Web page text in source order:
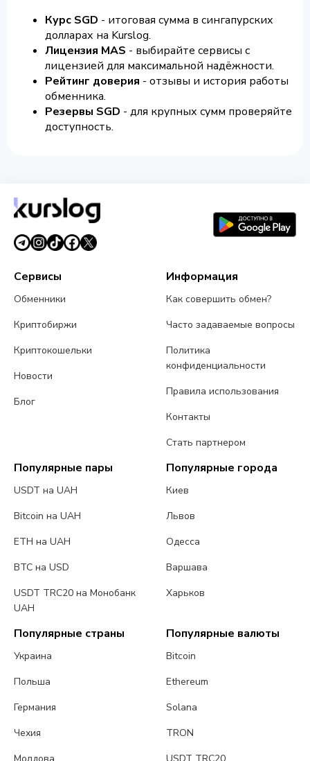
Курс SGD - итоговая сумма в сингапурских
долларах на Kurslog.
Лицензия MAS - выбирайте сервисы с
лицензией для максимальной надёжности.
Рейтинг доверия - отзывы и история работы
обменника.
Резервы SGD - для крупных сумм проверяйте
доступность.
Сервисы
Обменники
Криптобиржи
Криптокошельки
Новости
Блог
Информация
Как совершить обмен?
Часто задаваемые вопросы
Политика
конфиденциальности
Правила использования
Контакты
Стать партнером
Популярные пары
USDT на UAH
Bitcoin на UAH
ETH на UAH
BTC на USD
USDT TRC20 на Монобанк
UAH
Популярные города
Киев
Львов
Одесса
Варшава
Харьков
Популярные страны
Украина
Польша
Германия
Чехия
Популярные валюты
Bitcoin
Ethereum
Solana
TRON